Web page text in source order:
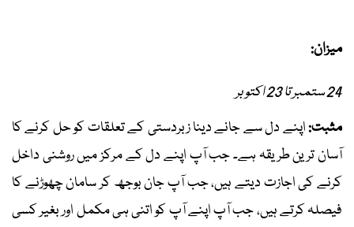
میزان:
24 ستمبر تا 23 اکتوبر
مثبت:اپنے دل سے جانے دینا زبردستی کے تعلقات کو حل کرنے کا
آسان ترین طریقہ ہے۔ جب آپ اپنے دل کے مرکز میں روشنی داخل
کرنے کی اجازت دیتے ہیں، جب آپ جان بوجھ کر سامان چھوڑنے کا
فیصلہ کرتے ہیں، جب آپ اپنے آپ کو اتنی ہی مکمل اور بغیر کسی